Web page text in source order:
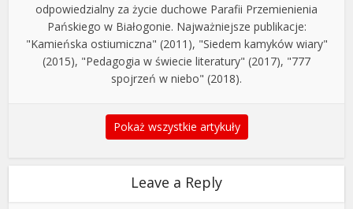
odpowiedzialny za życie duchowe Parafii Przemienienia
Pańskiego w Białogonie. Najważniejsze publikacje:
"Kamieńska ostiumiczna" (2011), "Siedem kamyków wiary"
(2015), "Pedagogia w świecie literatury" (2017), "777
spojrzeń w niebo" (2018).
Pokaż wszystkie artykuły
Leave a Reply